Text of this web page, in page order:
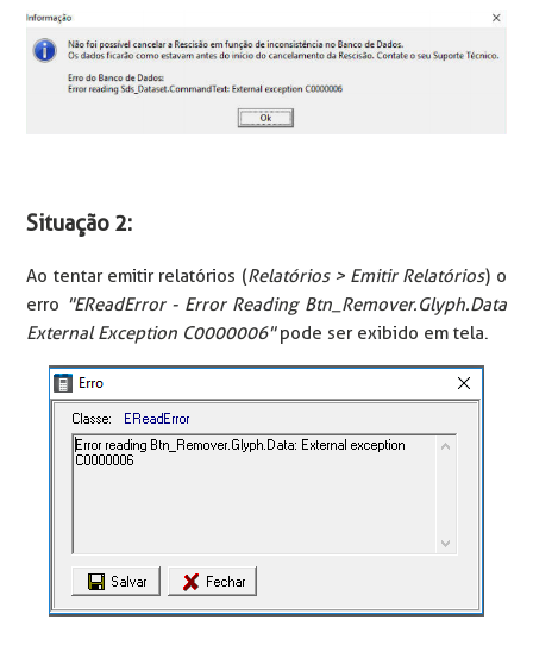
Situação 2:
Ao tentar emitir relatórios (Relatórios > Emitir Relatórios) o
erro "EReadError - Error Reading Btn_Remover.Glyph.Data
External Exception C0000006"pode ser exibido em tela.